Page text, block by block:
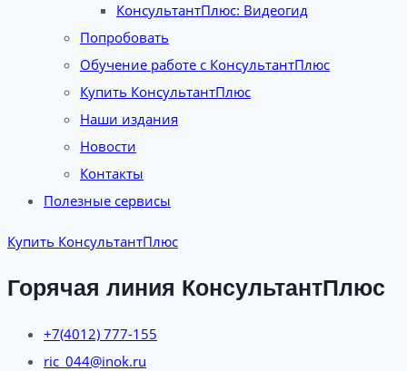
КонсультантПлюс: Видеогид
Попробовать
Обучение работе с КонсультантПлюс
Купить КонсультантПлюс
Наши издания
Новости
Контакты
Полезные сервисы
Купить КонсультантПлюс
Горячая линия КонсультантПлюс
+7(4012) 777-155
ric_044@inok.ru